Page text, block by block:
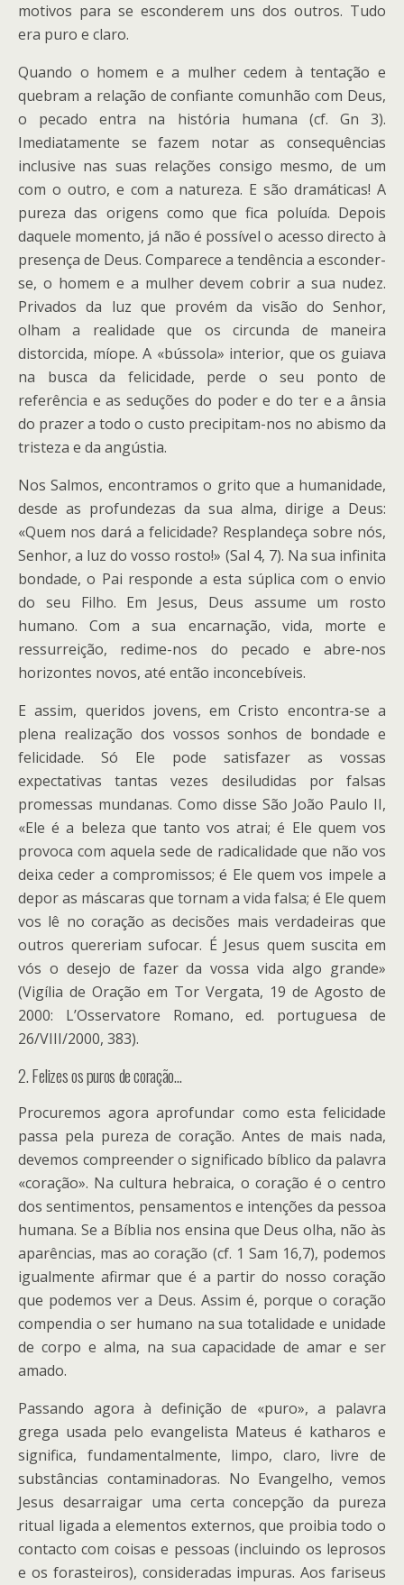
motivos para se esconderem uns dos outros. Tudo
era puro e claro.
Quando o homem e a mulher cedem à tentação e
quebram a relação de confiante comunhão com Deus,
o pecado entra na história humana (cf. Gn 3).
Imediatamente se fazem notar as consequências
inclusive nas suas relações consigo mesmo, de um
com o outro, e com a natureza. E são dramáticas! A
pureza das origens como que fica poluída. Depois
daquele momento, já não é possível o acesso directo à
presença de Deus. Comparece a tendência a esconder-
se, o homem e a mulher devem cobrir a sua nudez.
Privados da luz que provém da visão do Senhor,
olham a realidade que os circunda de maneira
distorcida, míope. A «bússola» interior, que os guiava
na busca da felicidade, perde o seu ponto de
referência e as seduções do poder e do ter e a ânsia
do prazer a todo o custo precipitam-nos no abismo da
tristeza e da angústia.
Nos Salmos, encontramos o grito que a humanidade,
desde as profundezas da sua alma, dirige a Deus:
«Quem nos dará a felicidade? Resplandeça sobre nós,
Senhor, a luz do vosso rosto!» (Sal 4, 7). Na sua infinita
bondade, o Pai responde a esta súplica com o envio
do seu Filho. Em Jesus, Deus assume um rosto
humano. Com a sua encarnação, vida, morte e
ressurreição, redime-nos do pecado e abre-nos
horizontes novos, até então inconcebíveis.
E assim, queridos jovens, em Cristo encontra-se a
plena realização dos vossos sonhos de bondade e
felicidade. Só Ele pode satisfazer as vossas
expectativas tantas vezes desiludidas por falsas
promessas mundanas. Como disse São João Paulo II,
«Ele é a beleza que tanto vos atrai; é Ele quem vos
provoca com aquela sede de radicalidade que não vos
deixa ceder a compromissos; é Ele quem vos impele a
depor as máscaras que tornam a vida falsa; é Ele quem
vos lê no coração as decisões mais verdadeiras que
outros quereriam sufocar. É Jesus quem suscita em
vós o desejo de fazer da vossa vida algo grande»
(Vigília de Oração em Tor Vergata, 19 de Agosto de
2000: L’Osservatore Romano, ed. portuguesa de
26/VIII/2000, 383).
2. Felizes os puros de coração…
Procuremos agora aprofundar como esta felicidade
passa pela pureza de coração. Antes de mais nada,
devemos compreender o significado bíblico da palavra
«coração». Na cultura hebraica, o coração é o centro
dos sentimentos, pensamentos e intenções da pessoa
humana. Se a Bíblia nos ensina que Deus olha, não às
aparências, mas ao coração (cf. 1 Sam 16,7), podemos
igualmente afirmar que é a partir do nosso coração
que podemos ver a Deus. Assim é, porque o coração
compendia o ser humano na sua totalidade e unidade
de corpo e alma, na sua capacidade de amar e ser
amado.
Passando agora à definição de «puro», a palavra
grega usada pelo evangelista Mateus é katharos e
significa, fundamentalmente, limpo, claro, livre de
substâncias contaminadoras. No Evangelho, vemos
Jesus desarraigar uma certa concepção da pureza
ritual ligada a elementos externos, que proibia todo o
contacto com coisas e pessoas (incluindo os leprosos
e os forasteiros), consideradas impuras. Aos fariseus